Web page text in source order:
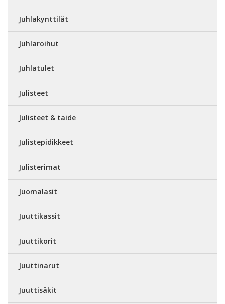
Juhlakynttilät
Juhlaroihut
Juhlatulet
Julisteet
Julisteet & taide
Julistepidikkeet
Julisterimat
Juomalasit
Juuttikassit
Juuttikorit
Juuttinarut
Juuttisäkit